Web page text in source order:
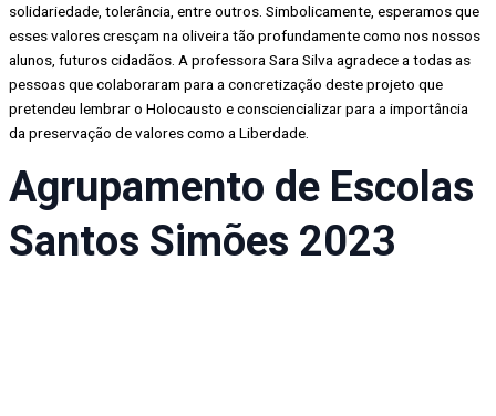
solidariedade, tolerância, entre outros. Simbolicamente, esperamos que
esses valores cresçam na oliveira tão profundamente como nos nossos
alunos, futuros cidadãos. A professora Sara Silva agradece a todas as
pessoas que colaboraram para a concretização deste projeto que
pretendeu lembrar o Holocausto e consciencializar para a importância
da preservação de valores como a Liberdade.
Agrupamento de Escolas
Santos Simões 2023